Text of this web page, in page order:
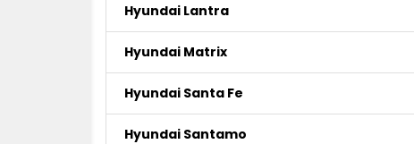
Hyundai Lantra
Hyundai Matrix
Hyundai Santa Fe
Hyundai Santamo